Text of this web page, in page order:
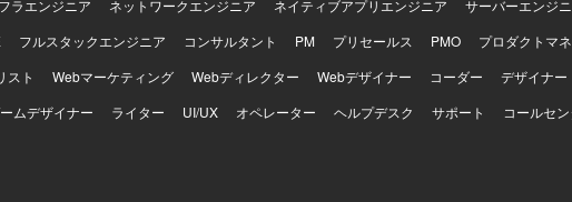
ラエンジニア ネットワークエンジニア ネイティブアプリエンジニア サーバーエンジ
フルスタックエンジニア コンサルタント PM プリセールス PMO プロダクトマ
スト Webマーケティング Webディレクター Webデザイナー コーダー デザイナー
ムデザイナー ライター UI/UX オペレーター ヘルプデスク サポート コールセ